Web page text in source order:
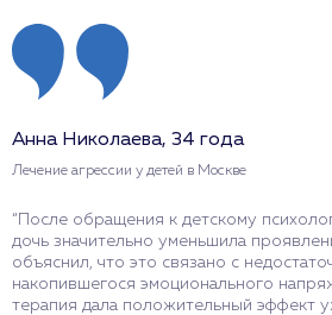
Анна Николаева, 34 года
Лечение агрессии у детей в Москве
“После обращения к детскому
дочь значительно уменьшила
объяснил, что это связано с
накопившегося эмоционального
терапия дала положительный эффект